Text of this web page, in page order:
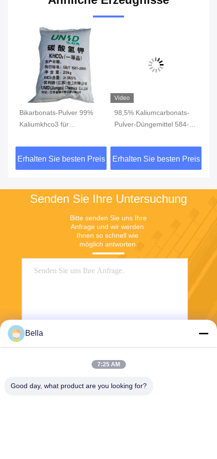
Bikarbonats-Pulver 99%
Kaliumkhco3 für
Erhalten Sie besten Preis
Video
98,5% Kaliumcarbonats-
Pulver-Düngemittel 584-
Erhalten Sie besten Preis
Senden Sie Ihre Untersuchung
Bitte senden Sie uns Ihre
Anfrage und wir werden
Ihnen so schnell wie
möglich antworten.
Bella
7:25 AM
Good day, what product are you looking for?